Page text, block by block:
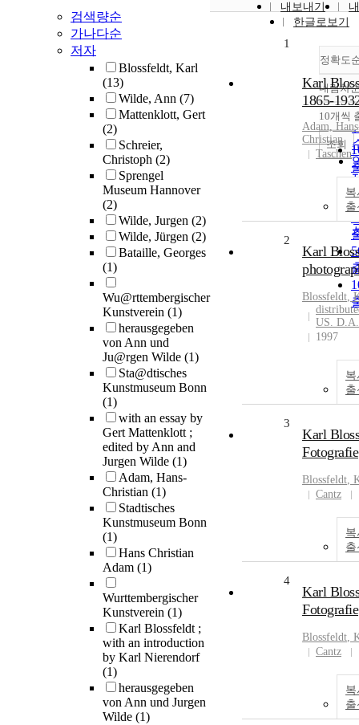
검색량순
가나다순
저자
Blossfeldt, Karl
(13)
Wilde, Ann (7)
Mattenklott, Gert
(2)
Schreier,
Christoph (2)
Sprengel
Museum Hannover
(2)
Wilde, Jurgen (2)
Wilde, Jürgen (2)
Bataille, Georges
(1)
Wu@rttembergischer
Kunstverein (1)
herausgegeben
von Ann und
Ju@rgen Wilde (1)
Sta@dtisches
Kunstmuseum Bonn
(1)
with an essay by
Gert Mattenklott ;
edited by Ann and
Jurgen Wilde (1)
Adam, Hans-
Christian (1)
Stadtisches
Kunstmuseum Bonn
(1)
Hans Christian
Adam (1)
Wurttembergischer
Kunstverein (1)
Karl Blossfeldt ;
with an introduction
by Karl Nierendorf
(1)
herausgegeben
von Ann und Jurgen
Wilde (1)
내보내기
한글로보기
정확도
내림차
10개씩
조회
1
Karl
1865-
Adam,
Christian
Taschen
2
Karl
Blossfeldt,
US.
1997
3
Karl
Fotografie
Blossfeldt,
Cantz
4
Karl
Fotografie
Blossfeldt,
Cantz